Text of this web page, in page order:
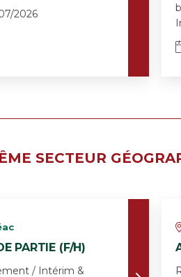
2026
SECTEUR
PARTIE (F/H)
/ Intérim &